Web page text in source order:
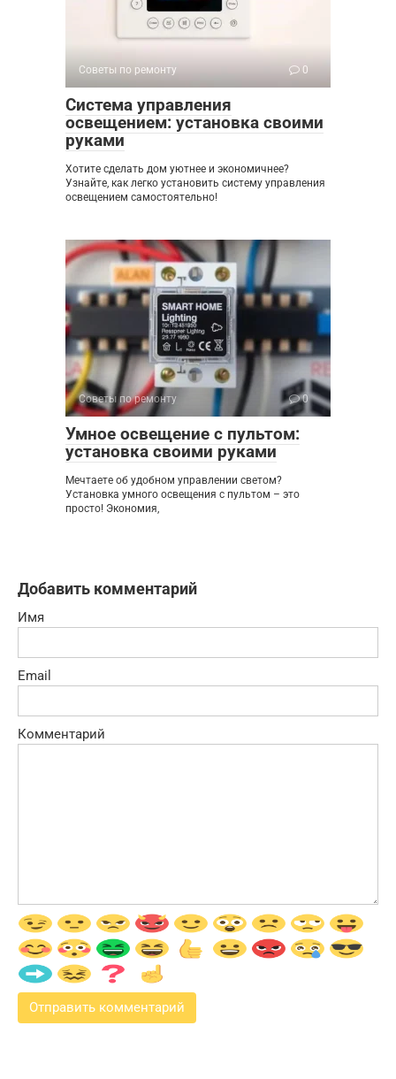
Советы по ремонту 0
Система управления
освещением: установка своими
руками
Хотите сделать дом уютнее и экономичнее?
Узнайте, как легко установить систему управления
освещением самостоятельно!
Советы по ремонту 0
Умное освещение с пультом:
установка своими руками
Мечтаете об удобном управлении светом?
Установка умного освещения с пультом – это
просто! Экономия,
Добавить комментарий
Имя
Email
Комментарий